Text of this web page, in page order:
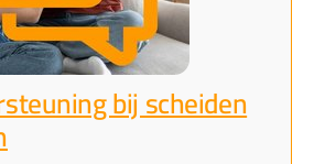
bij scheiden